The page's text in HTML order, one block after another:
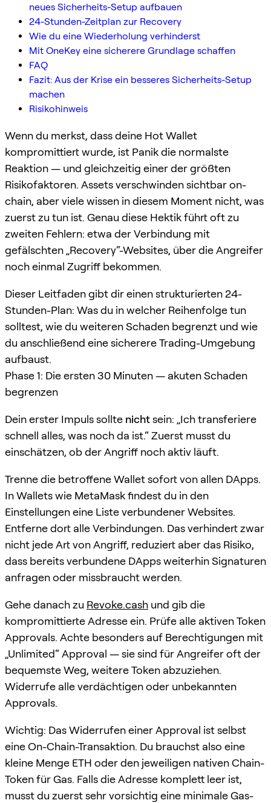
neues Sicherheits-Setup aufbauen
24-Stunden-Zeitplan zur Recovery
Wie du eine Wiederholung verhinderst
Mit OneKey eine sicherere Grundlage schaffen
FAQ
Fazit: Aus der Krise ein besseres Sicherheits-Setup
machen
Risikohinweis
Wenn du merkst, dass deine Hot Wallet
kompromittiert wurde, ist Panik die normalste
Reaktion — und gleichzeitig einer der größten
Risikofaktoren. Assets verschwinden sichtbar on-
chain, aber viele wissen in diesem Moment nicht, was
zuerst zu tun ist. Genau diese Hektik führt oft zu
zweiten Fehlern: etwa der Verbindung mit
gefälschten „Recovery“-Websites, über die Angreifer
noch einmal Zugriff bekommen.
Dieser Leitfaden gibt dir einen strukturierten 24-
Stunden-Plan: Was du in welcher Reihenfolge tun
solltest, wie du weiteren Schaden begrenzt und wie
du anschließend eine sicherere Trading-Umgebung
aufbaust.
Phase 1: Die ersten 30 Minuten — akuten Schaden
begrenzen
Dein erster Impuls sollte nichtsein: „Ich transferiere
schnell alles, was noch da ist.“ Zuerst musst du
einschätzen, ob der Angriff noch aktiv läuft.
Trenne die betroffene Wallet sofort von allen DApps.
In Wallets wie MetaMask findest du in den
Einstellungen eine Liste verbundener Websites.
Entferne dort alle Verbindungen. Das verhindert zwar
nicht jede Art von Angriff, reduziert aber das Risiko,
dass bereits verbundene DApps weiterhin Signaturen
anfragen oder missbraucht werden.
Gehe danach zu Revoke.cash und gib die
kompromittierte Adresse ein. Prüfe alle aktiven Token
Approvals. Achte besonders auf Berechtigungen mit
„Unlimited“ Approval — sie sind für Angreifer oft der
bequemste Weg, weitere Token abzuziehen.
Widerrufe alle verdächtigen oder unbekannten
Approvals.
Wichtig: Das Widerrufen einer Approval ist selbst
eine On-Chain-Transaktion. Du brauchst also eine
kleine Menge ETH oder den jeweiligen nativen Chain-
Token für Gas. Falls die Adresse komplett leer ist,
musst du zuerst sehr vorsichtig eine minimale Gas-